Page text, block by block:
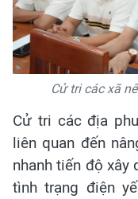
Cử tri các xã
Cử tri các địa
liên quan đến
nhanh tiến độ xây
tình trạng điện